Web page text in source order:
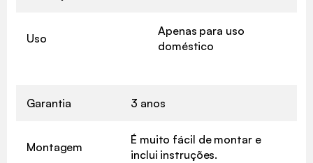
Uso
Apenas para uso
doméstico
Garantia 3 anos
Montagem
É muito fácil de montar e
inclui instruções.